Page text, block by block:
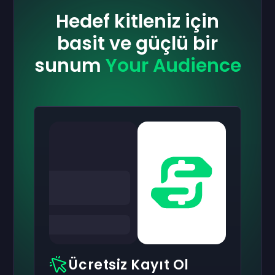
Hedef kitleniz için
basit ve güçlü bir
sunum Your Audience
Ücretsiz Kayıt Ol